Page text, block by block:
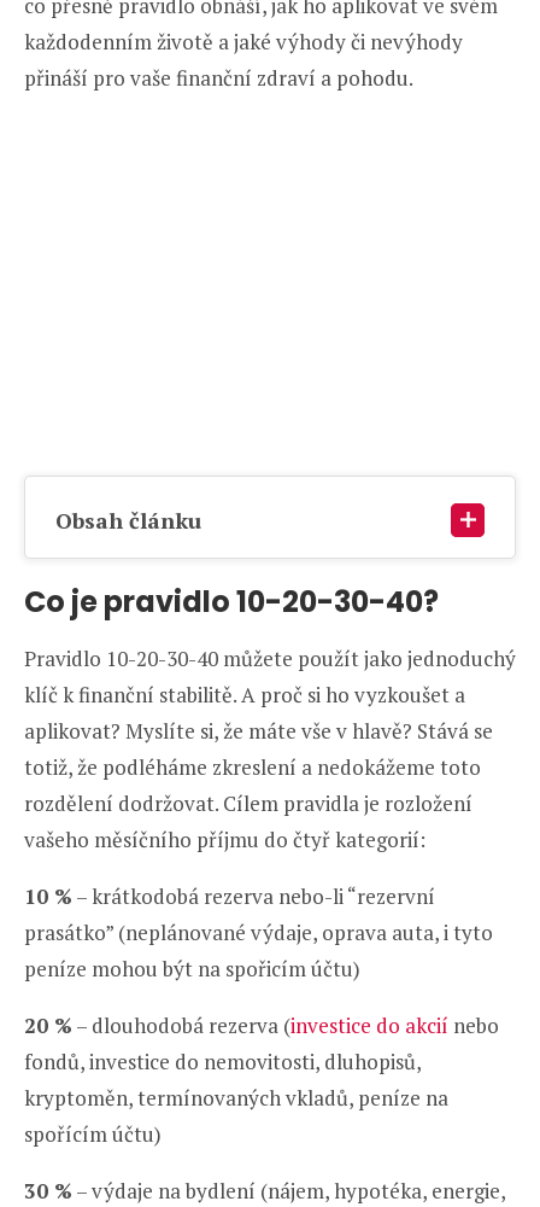
každodenním životě a jaké výhody či nevýhody
přináší pro vaše finanční zdraví a pohodu.
Obsah článku
Co je pravidlo 10-20-30-40?
Pravidlo 10-20-30-40 můžete použít jako jednoduchý
klíč k finanční stabilitě. A proč si ho vyzkoušet a
aplikovat? Myslíte si, že máte vše v hlavě? Stává se
totiž, že podléháme zkreslení a nedokážeme toto
rozdělení dodržovat. Cílem pravidla je rozložení
vašeho měsíčního příjmu do čtyř kategorií:
10 % – krátkodobá rezerva nebo-li “rezervní
prasátko” (neplánované výdaje, oprava auta, i tyto
peníze mohou být na spořicím účtu)
20 % – dlouhodobá rezerva (investice do akcií nebo
fondů, investice do nemovitosti, dluhopisů,
kryptoměn, termínovaných vkladů, peníze na
spořícím účtu)
30 % – výdaje na bydlení (nájem, hypotéka, energie,